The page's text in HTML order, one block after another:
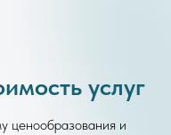
услуг
ценообразования и